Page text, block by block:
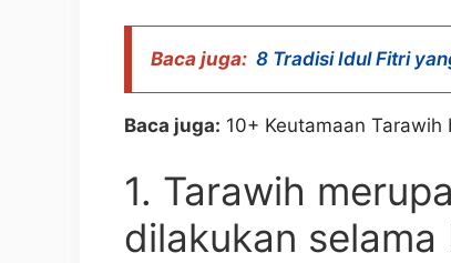
Baca juga: 8 Tradisi Idul Fitri
Baca juga: 10+ Keutamaan
1. Tarawih
dilakukan selama